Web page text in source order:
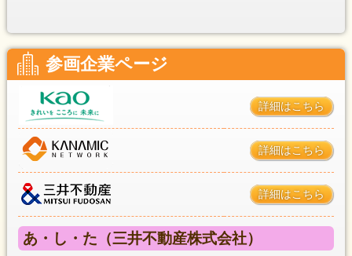
参画企業ページ
詳細はこちら
詳細はこちら
詳細はこちら
あ・し・た（三井不動産株式会社）